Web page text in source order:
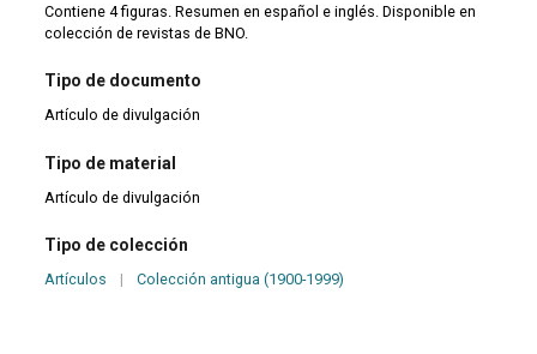
Contiene 4 figuras. Resumen en español e inglés. Disponible en
colección de revistas de BNO.
Tipo de documento
Artículo de divulgación
Tipo de material
Artículo de divulgación
Tipo de colección
Artículos | Colección antigua (1900-1999)